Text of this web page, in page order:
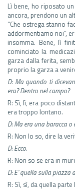
Lì bene, ho riposato
ancora, prendono un
“Che ostrega stanno
addormentiamo noi”,
insomma. Bene, lì
cominciato la
garza dalla ferita,
proprio la garza a
D: Ma quando ti
era? Dentro nel campo?
R: Sì, lì, era poco
era troppo lontano.
D: Ma era una baracca
R: Non lo so, dire la
D: Ecco.
R: Non so se era in
D: E’ quella sulla piazza
R: Sì, sì, da quella